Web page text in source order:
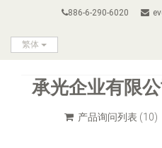
886-6-290-6020
繁体
承光企业有限公
产品询问列表 (10)